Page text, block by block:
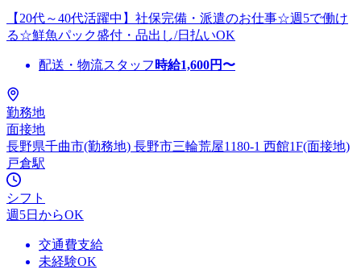
【20代～40代活躍中】社保完備・派遣のお仕事☆週5で働け
る☆鮮魚パック盛付・品出し/日払いOK
配送・物流スタッフ 時給1,600円〜
勤務地
面接地
長野県千曲市(勤務地) 長野市三輪荒屋1180-1 西館1F(面接地)
戸倉駅
シフト
週5日からOK
交通費支給
未経験OK